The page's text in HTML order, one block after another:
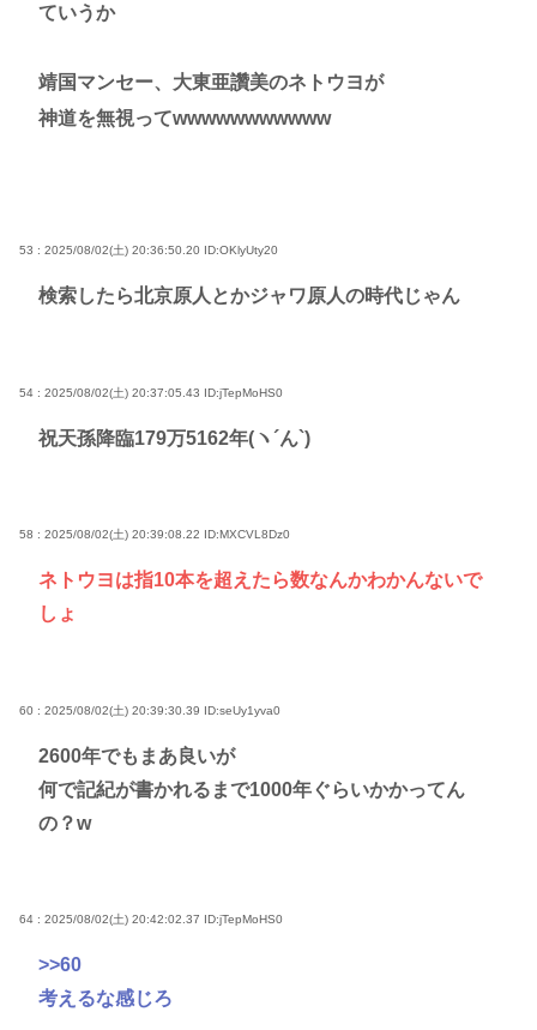
ていうか
靖国マンセー、大東亜讚美のネトウヨが
神道を無視ってwwwwwwwwwww
53 : 2025/08/02(土) 20:36:50.20 ID:OKlyUty20
検索したら北京原人とかジャワ原人の時代じゃん
54 : 2025/08/02(土) 20:37:05.43 ID:jTepMoHS0
祝天孫降臨179万5162年(ヽ´ん`)
58 : 2025/08/02(土) 20:39:08.22 ID:MXCVL8Dz0
ネトウヨは指10本を超えたら数なんかわかんないで
しょ
60 : 2025/08/02(土) 20:39:30.39 ID:seUy1yva0
2600年でもまあ良いが
何で記紀が書かれるまで1000年ぐらいかかってん
の？w
64 : 2025/08/02(土) 20:42:02.37 ID:jTepMoHS0
>>60
考えるな感じろ